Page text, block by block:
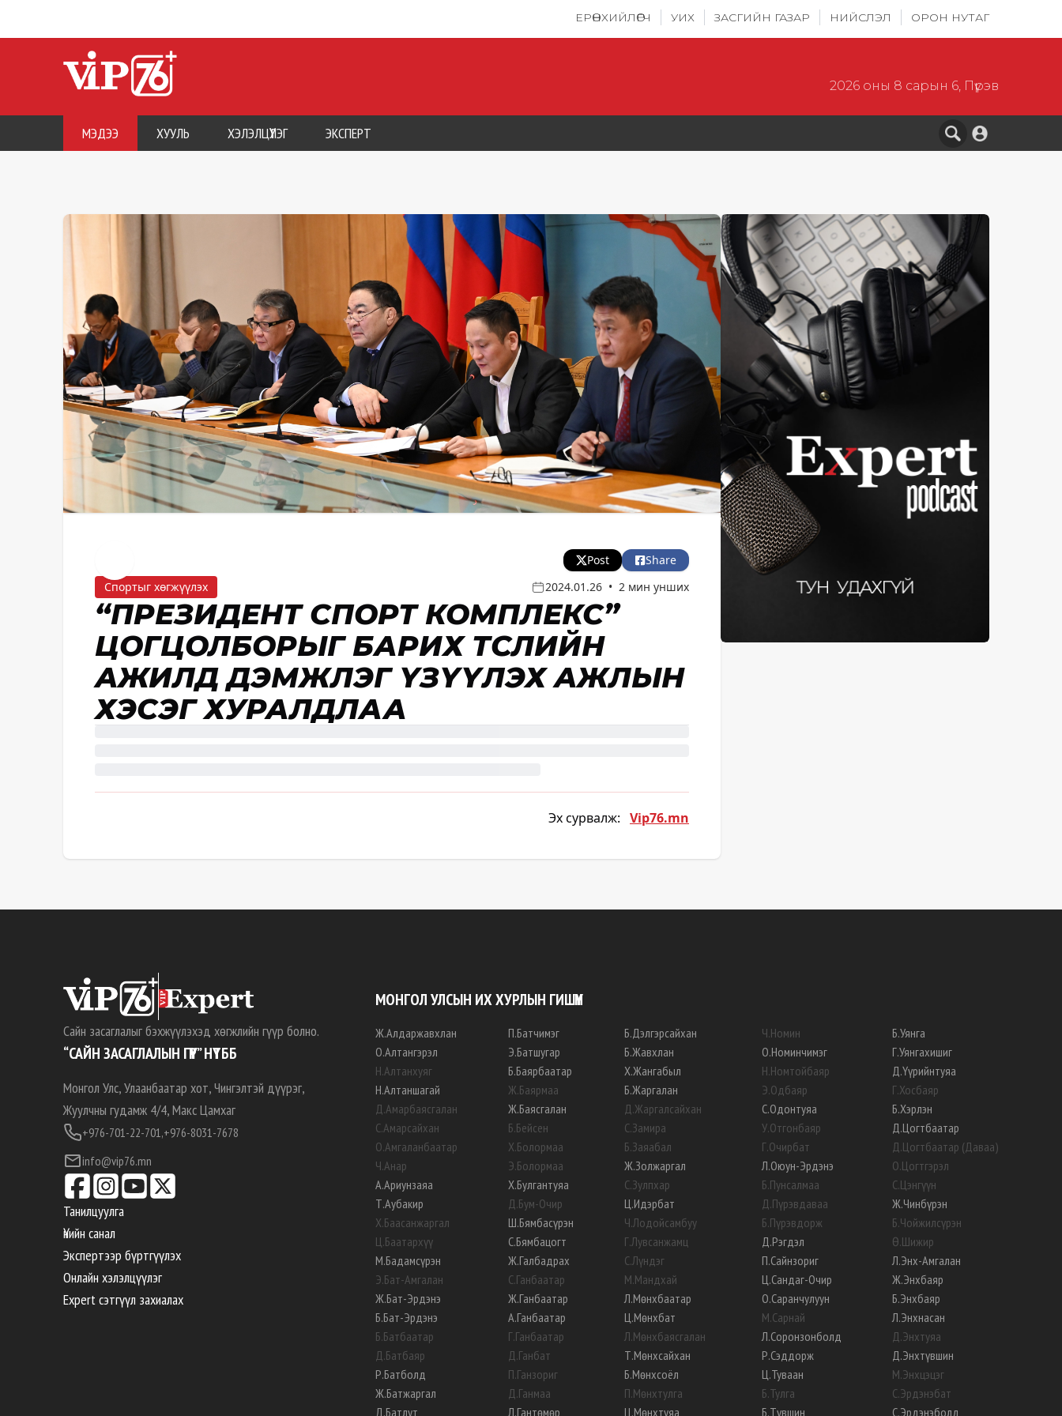
ЕРӨНХИЙЛӨГЧ УИХ ЗАСГИЙН ГАЗАР НИЙСЛЭЛ ОРОН НУТАГ
2026 оны 8 сарын 6, Пүрэв
МЭДЭЭ ХУУЛЬ ХЭЛЭЛЦҮҮЛЭГ ЭКСПЕРТ
Post
Share
Спортыг хөгжүүлэх
2024.01.26 • 2 мин унших
“ПРЕЗИДЕНТ СПОРТ КОМПЛЕКС”
ЦОГЦОЛБОРЫГ БАРИХ ТӨСЛИЙН
АЖИЛД ДЭМЖЛЭГ ҮЗҮҮЛЭХ АЖЛЫН
ХЭСЭГ ХУРАЛДЛАА
Эх сурвалж: Vip76.mn
Сайн засаглалыг бэхжүүлэхэд хөгжлийн гүүр болно.
“САЙН ЗАСАГЛАЛЫН ГҮҮР” НҮТББ
Монгол Улс, Улаанбаатар хот, Чингэлтэй дүүрэг,
Жуулчны гудамж 4/4, Макс Цамхаг
+976-701-22-701,+976-8031-7678
info@vip76.mn
Танилцуулга
Үнийн санал
Экспертээр бүртгүүлэх
Онлайн хэлэлцүүлэг
Expert сэтгүүл захиалах
МОНГОЛ УЛСЫН ИХ ХУРЛЫН ГИШҮҮН
Ж.Алдаржавхлан
О.Алтангэрэл
Н.Алтанхуяг
Н.Алтаншагай
Д.Амарбаясгалан
С.Амарсайхан
О.Амгаланбаатар
Ч.Анар
А.Ариунзаяа
Т.Аубакир
Х.Баасанжаргал
Ц.Баатархүү
М.Бадамсүрэн
Э.Бат-Амгалан
Ж.Бат-Эрдэнэ
Б.Бат-Эрдэнэ
Б.Батбаатар
Д.Батбаяр
Р.Батболд
Ж.Батжаргал
Д.Батлут
П.Батчимэг
Э.Батшугар
Б.Баярбаатар
Ж.Баярмаа
Ж.Баясгалан
Б.Бейсен
Х.Болормаа
Э.Болормаа
Х.Булгантуяа
Д.Бум-Очир
Ш.Бямбасүрэн
С.Бямбацогт
Ж.Галбадрах
С.Ганбаатар
Ж.Ганбаатар
А.Ганбаатар
Г.Ганбаатар
Д.Ганбат
П.Ганзориг
Д.Ганмаа
Л.Гантөмөр
Б.Дэлгэрсайхан
Б.Жавхлан
Х.Жангабыл
Б.Жаргалан
Д.Жаргалсайхан
С.Замира
Б.Заяабал
Ж.Золжаргал
С.Зулпхар
Ц.Идэрбат
Ч.Лодойсамбуу
Г.Лувсанжамц
С.Лүндэг
М.Мандхай
Л.Мөнхбаатар
Ц.Мөнхбат
Л.Мөнхбаясгалан
Т.Мөнхсайхан
Б.Мөнхсоёл
П.Мөнхтулга
Ц.Мөнхтуяа
Ч.Номин
О.Номинчимэг
Н.Номтойбаяр
Э.Одбаяр
С.Одонтуяа
У.Отгонбаяр
Г.Очирбат
Л.Оюун-Эрдэнэ
Б.Пунсалмаа
Д.Пүрэвдаваа
Б.Пүрэвдорж
Д.Рэгдэл
П.Сайнзориг
Ц.Сандаг-Очир
О.Саранчулуун
М.Сарнай
Л.Соронзонболд
Р.Сэддорж
Ц.Туваан
Б.Тулга
Б.Түвшин
Б.Уянга
Г.Уянгахишиг
Д.Үүрийнтуяа
Г.Хосбаяр
Б.Хэрлэн
Д.Цогтбаатар
Д.Цогтбаатар (Даваа)
О.Цогтгэрэл
С.Цэнгүүн
Ж.Чинбүрэн
Б.Чойжилсүрэн
Ө.Шижир
Л.Энх-Амгалан
Ж.Энхбаяр
Б.Энхбаяр
Л.Энхнасан
Д.Энхтуяа
Д.Энхтүвшин
М.Энхцэцэг
С.Эрдэнэбат
С.Эрдэнэболд